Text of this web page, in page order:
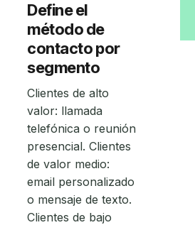
Define el
método de
contacto por
segmento
Clientes de alto
valor: llamada
telefónica o reunión
presencial. Clientes
de valor medio:
email personalizado
o mensaje de texto.
Clientes de bajo